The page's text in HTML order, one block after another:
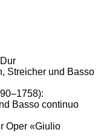
Streicher und Basso
Basso continuo
Oper «Giulio